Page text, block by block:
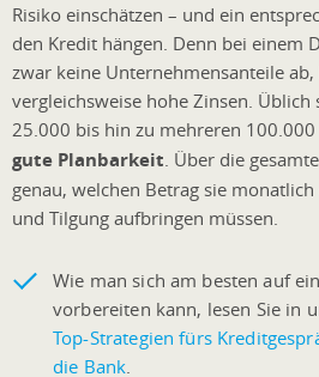
Risiko einschätzen – und ein
den Kredit hängen. Denn bei einem
zwar keine Unternehmensanteile
vergleichsweise hohe Zinsen.
25.000 bis hin zu mehreren 100.000
gute Planbarkeit. Über die
genau, welchen Betrag sie
und Tilgung aufbringen müssen.
Wie man sich am besten auf
vorbereiten kann, lesen Sie in
Top-Strategien fürs
die Bank.